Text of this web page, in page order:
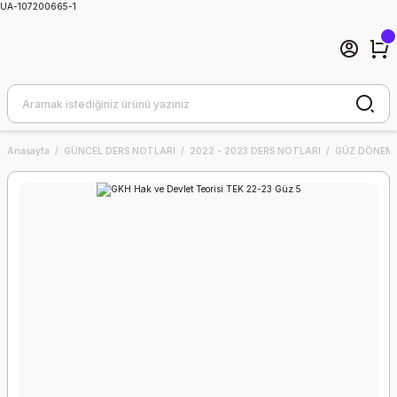
UA-107200665-1
Anasayfa GÜNCEL DERS NOTLARI 2022 - 2023 DERS NOTLARI GÜZ DÖNEMİ